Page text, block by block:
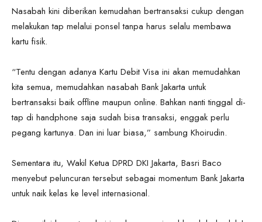
Nasabah kini diberikan kemudahan bertransaksi cukup dengan
melakukan tap melalui ponsel tanpa harus selalu membawa
kartu fisik.
“Tentu dengan adanya Kartu Debit Visa ini akan memudahkan
kita semua, memudahkan nasabah Bank Jakarta untuk
bertransaksi baik offline maupun online. Bahkan nanti tinggal di-
tap di handphone saja sudah bisa transaksi, enggak perlu
pegang kartunya. Dan ini luar biasa,” sambung Khoirudin.
Sementara itu, Wakil Ketua DPRD DKI Jakarta, Basri Baco
menyebut peluncuran tersebut sebagai momentum Bank Jakarta
untuk naik kelas ke level internasional.